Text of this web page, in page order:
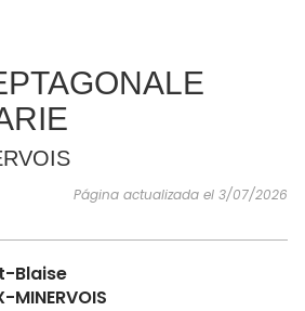
HACER
INSPIRACIONES
Página actualizada el 3/07/2026
Blaise
MINERVOIS